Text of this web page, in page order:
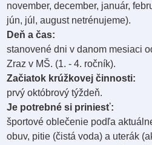
november, december, január,
jún, júl, august netrénujeme).
Deň a čas:
stanovené dni v danom mesiaci
Zraz v MŠ. (1. - 4. ročník).
Začiatok krúžkovej činnosti:
prvý októbrový týždeň.
Je potrebné si priniesť:
športové oblečenie podľa
obuv, pitie (čistá voda) a uterák